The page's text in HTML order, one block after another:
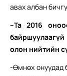
авах албан
–Та 2016
олон нийтийн
-Өмнөх онуудад